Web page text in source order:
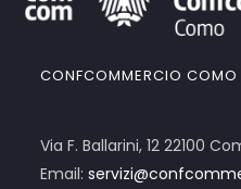
CONFCOMMERCIO COMO
Via F. Ballarini, 12 22100
Email: